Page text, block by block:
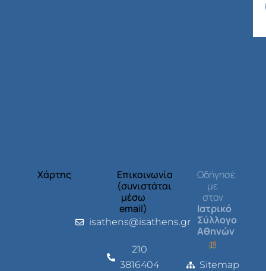
Χάρτης
Επικοινωνία
(συνιστάται
μέσω
email)
isathens@isathens.gr
210
3816404
Οδήγησέ
με
στον
Ιατρικό
Σύλλογο
Αθηνών
Sitemap